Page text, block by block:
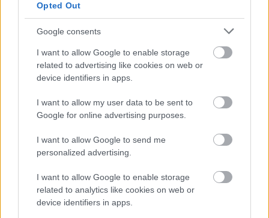
Opted Out
Google consents
I want to allow Google to enable storage
related to advertising like cookies on web or
device identifiers in apps.
I want to allow my user data to be sent to
Google for online advertising purposes.
I want to allow Google to send me
personalized advertising.
I want to allow Google to enable storage
related to analytics like cookies on web or
device identifiers in apps.
ΑΣΕΠ: Δύο νέοι γραπτοί διαγωνισμοί
Προσλήψεις στο Αρχαιολογικό
Μουσείο Ηρακλείου χωρίς πτυχίο -